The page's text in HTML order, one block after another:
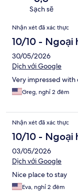
Sạch sẽ
Nhận
xét
Nhận xét đã xác thực
10/10 - Ngoại
30/05/2026
Dịch với Google
Very impressed with
Greg, nghỉ 2 đêm
Nhận xét đã xác thực
10/10 - Ngoại
03/05/2026
Dịch với Google
Nice place to stay
Eva, nghỉ 2 đêm